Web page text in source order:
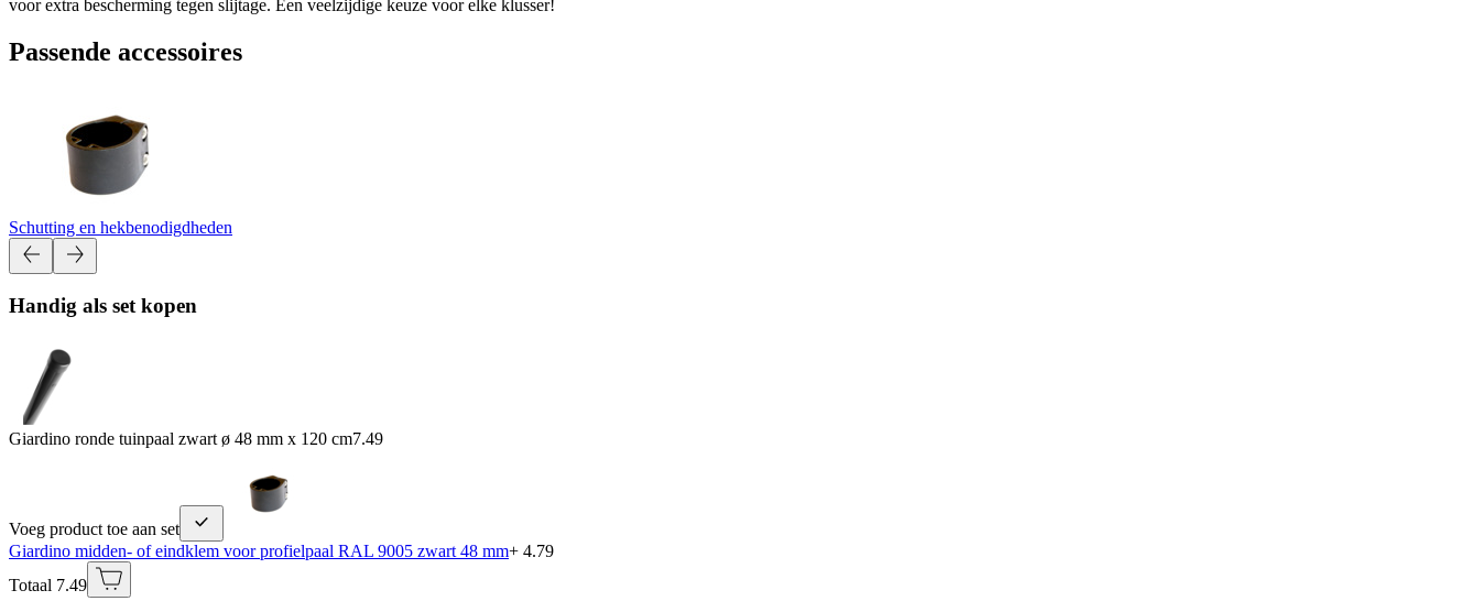
voor extra bescherming tegen slijtage. Een veelzijdige keuze voor elke klusser!
Passende accessoires
Schutting en hekbenodigdheden
Handig als set kopen
Giardino ronde tuinpaal zwart ø 48 mm x 120 cm7.49
Voeg product toe aan set
Giardino midden- of eindklem voor profielpaal RAL 9005 zwart 48 mm+ 4.79
Totaal 7.49